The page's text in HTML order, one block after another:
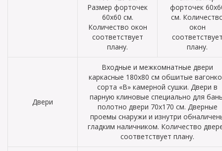
Размер форточек
60х60 см.
Количество окон
соответствует
плану.
форточек
см.
окон
плану.
Двери
Входные и межкомнатные двери
каркасные 180х80 см обшитые
сорта «В» камерной сушки. Двери в
парную клиновые специально для
полотно двери 70х170 см. Дверные
проемы снаружи и изнутри
гладким наличником. Количество
соответствует плану.